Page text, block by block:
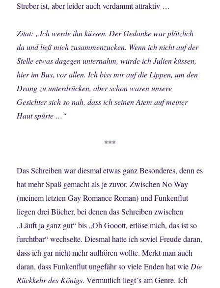
Streber ist, aber leider auch verdammt attraktiv …
Zitat: „Ich werde ihn küssen. Der Gedanke war plötzlich
da und ließ mich zusammenzucken. Wenn ich nicht auf der
Stelle etwas dagegen unternahm, würde ich Julien küssen,
hier im Bus, vor allen. Ich biss mir auf die Lippen, um den
Drang zu unterdrücken, aber schon waren unsere
Gesichter sich so nah, dass ich seinen Atem auf meiner
Haut spürte …“
***
Das Schreiben war diesmal etwas ganz Besonderes, denn es
hat mehr Spaß gemacht als je zuvor. Zwischen No Way
(meinem letzten Gay Romance Roman) und Funkenflut
liegen drei Bücher, bei denen das Schreiben zwischen
„Läuft ja ganz gut“ bis „Oh Gooott, erlöse mich, das ist so
furchtbar“ wechselte. Diesmal hatte ich soviel Freude daran,
dass ich gar nicht mehr aufhören wollte. Merkt man auch
daran, dass Funkenflut ungefähr so viele Enden hat wieDie
Rückkehr des Königs. Vermutlich liegt´s am Genre. Ich